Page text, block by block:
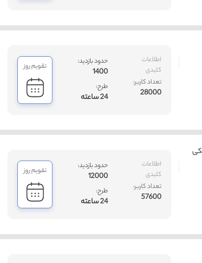
اطلاعات
کلیدی
تعداد کاربر:
28000
حدود بازدید:
1400
طرح:
24 ساعته
تقویم روز
اطلاعات
کلیدی
تعداد کاربر:
57600
حدود بازدید:
12000
طرح:
24 ساعته
تقویم روز